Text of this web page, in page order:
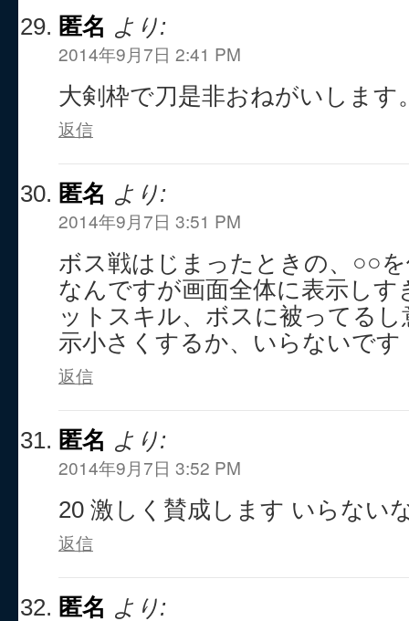
匿名 より:
2014年9月7日 2:41 PM
大剣枠で刀是非おねがいします
返信
匿名 より:
2014年9月7日 3:51 PM
ボス戦はじまったときの、○○
なんですが画面全体に表示し
ットスキル、ボスに被ってる
示小さくするか、いらないです
返信
匿名 より:
2014年9月7日 3:52 PM
20 激しく賛成します いらない
返信
匿名 より: